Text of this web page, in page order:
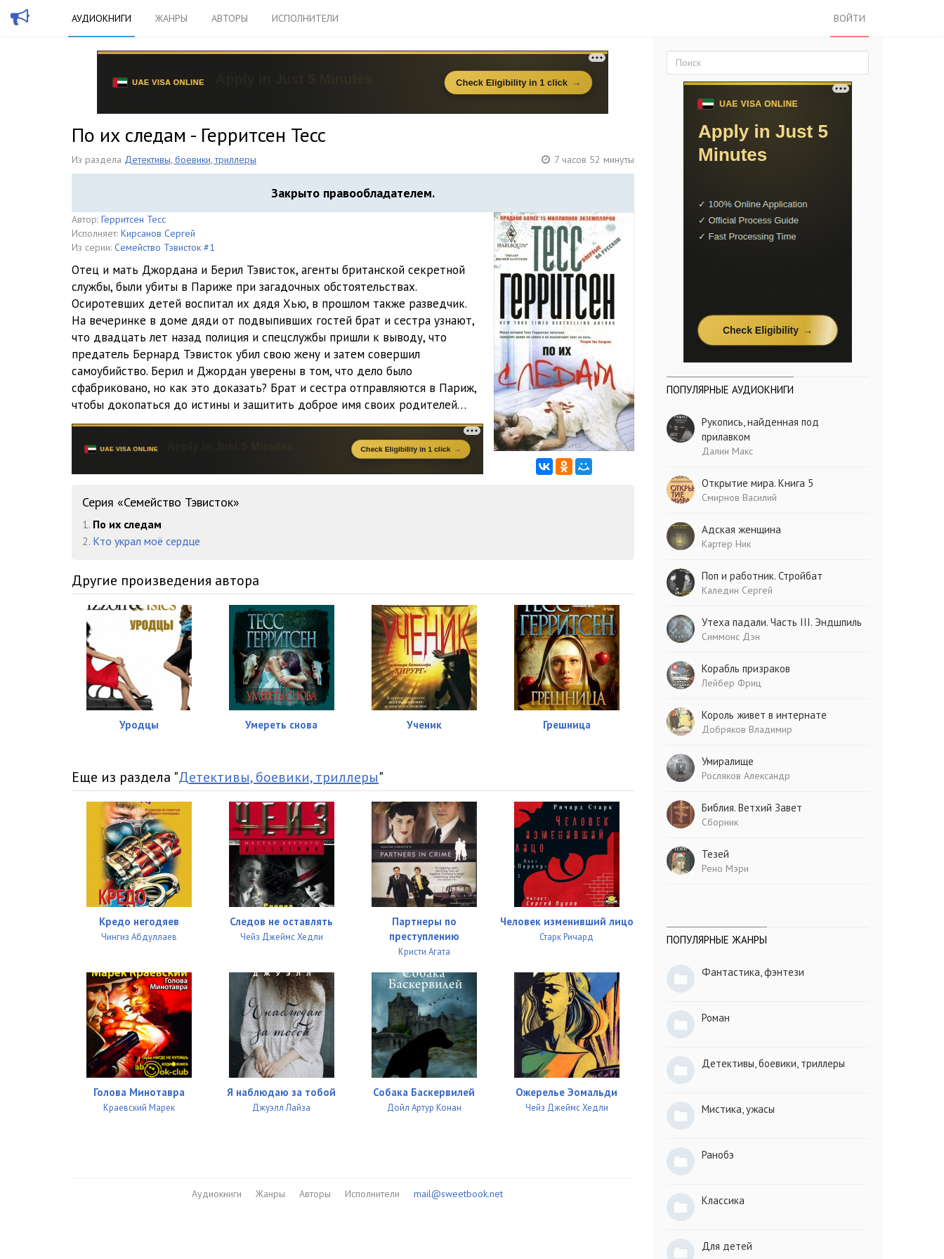
АУДИОКНИГИ ЖАНРЫ АВТОРЫ ИСПОЛНИТЕЛИ ВОЙТИ
По их следам - Герритсен Тесс
Из раздела Детективы, боевики, триллеры 7 часов 52 минуты
Закрыто правообладателем.
Автор: Герритсен Тесс
Исполняет: Кирсанов Сергей
Из серии: Семейство Тэвисток #1
Отец и мать Джордана и Берил Тэвисток, агенты британской секретной
службы, были убиты в Париже при загадочных обстоятельствах.
Осиротевших детей воспитал их дядя Хью, в прошлом также разведчик.
На вечеринке в доме дяди от подвыпивших гостей брат и сестра узнают,
что двадцать лет назад полиция и спецслужбы пришли к выводу, что
предатель Бернард Тэвисток убил свою жену и затем совершил
самоубийство. Берил и Джордан уверены в том, что дело было
сфабриковано, но как это доказать? Брат и сестра отправляются в Париж,
чтобы докопаться до истины и защитить доброе имя своих родителей…
Серия «Семейство Тэвисток»
1. По их следам
2. Кто украл моё сердце
Другие произведения автора
Уродцы Умереть снова Ученик Грешница
Еще из раздела "Детективы, боевики, триллеры"
Кредо негодяев
Чингиз Абдуллаев
Следов не оставлять
Чейз Джеймс Хедли
Партнеры по
преступлению
Кристи Агата
Человек изменивший лицо
Старк Ричард
Голова Минотавра
Краевский Марек
Я наблюдаю за тобой
Джуэлл Лайза
Собака Баскервилей
Дойл Артур Конан
Ожерелье Эомальди
Чейз Джеймс Хедли
Аудиокниги Жанры Авторы Исполнители mail@sweetbook.net
ПОПУЛЯРНЫЕ АУДИОКНИГИ
Рукопись, найденная под
прилавком
Далин Макс
Открытие мира. Книга 5
Смирнов Василий
Адская женщина
Картер Ник
Поп и работник. Стройбат
Каледин Сергей
Утеха падали. Часть III. Эндшпиль
Симмонс Дэн
Корабль призраков
Лейбер Фриц
Король живет в интернате
Добряков Владимир
Умиралище
Росляков Александр
Библия. Ветхий Завет
Сборник
Тезей
Рено Мэри
ПОПУЛЯРНЫЕ ЖАНРЫ
Фантастика, фэнтези
Роман
Детективы, боевики, триллеры
Мистика, ужасы
Ранобэ
Классика
Для детей